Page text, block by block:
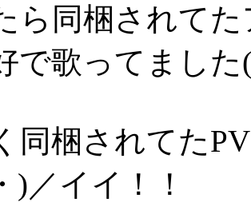
ら同梱されて
で歌ってました
同梱されてた
)／イイ！！